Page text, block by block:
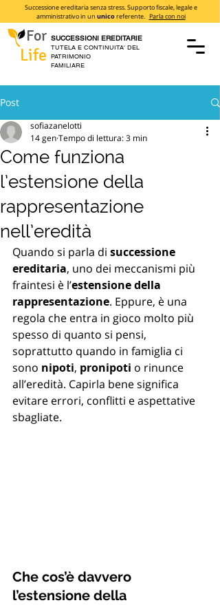
For
Life
SUCCESSIONI EREDITARIE
TUTELA E CONTINUITA' DEL
PATRIMONIO
FAMILIARE
Successione ereditaria senza stress. Supporto fiscale, legale e
amministrativo in un unicoreferente. Parla con noi
Post
Come funziona
l’estensione della
rappresentazione
nell’eredità
sofiazanelotti
14 genTempo di lettura: 3 min
Quando si parla di successione
ereditaria, uno dei meccanismi più
fraintesi è l’estensione della
rappresentazione. Eppure, è una
regola che entra in gioco molto più
spesso di quanto si pensi,
soprattutto quando in famiglia ci
sono nipoti, pronipoti o rinunce
all’eredità. Capirla bene significa
evitare errori, conflitti e aspettative
sbagliate.
Che cos’è davvero
l’estensione della